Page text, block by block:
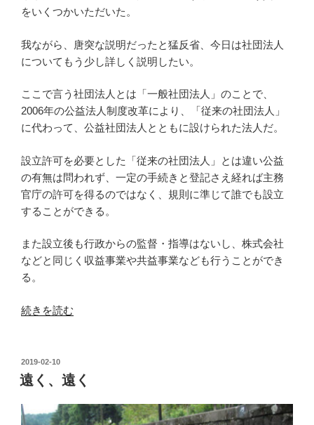
をいくつかいただいた。
我ながら、唐突な説明だったと猛反省、今日は社団法人
についてもう少し詳しく説明したい。
ここで言う社団法人とは「一般社団法人」のことで、
2006年の公益法人制度改革により、「従来の社団法人」
に代わって、公益社団法人とともに設けられた法人だ。
設立許可を必要とした「従来の社団法人」とは違い公益
の有無は問われず、一定の手続きと登記さえ経れば主務
官庁の許可を得るのではなく、規則に準じて誰でも設立
することができる。
また設立後も行政からの監督・指導はないし、株式会社
などと同じく収益事業や共益事業なども行うことができ
る。
“新
目
次”
続きを読む
投
稿
日:
2019-02-10
遠く、遠く